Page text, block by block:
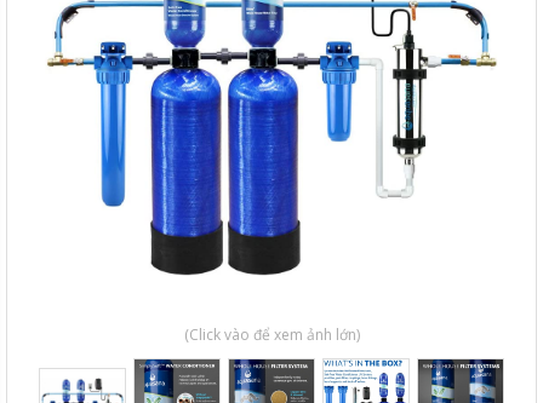
(Click vào để xem ảnh lớn)